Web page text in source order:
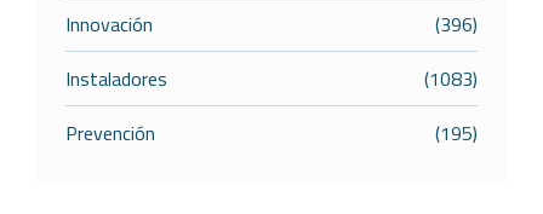
Innovación
(396)
Instaladores
(1083)
Prevención
(195)